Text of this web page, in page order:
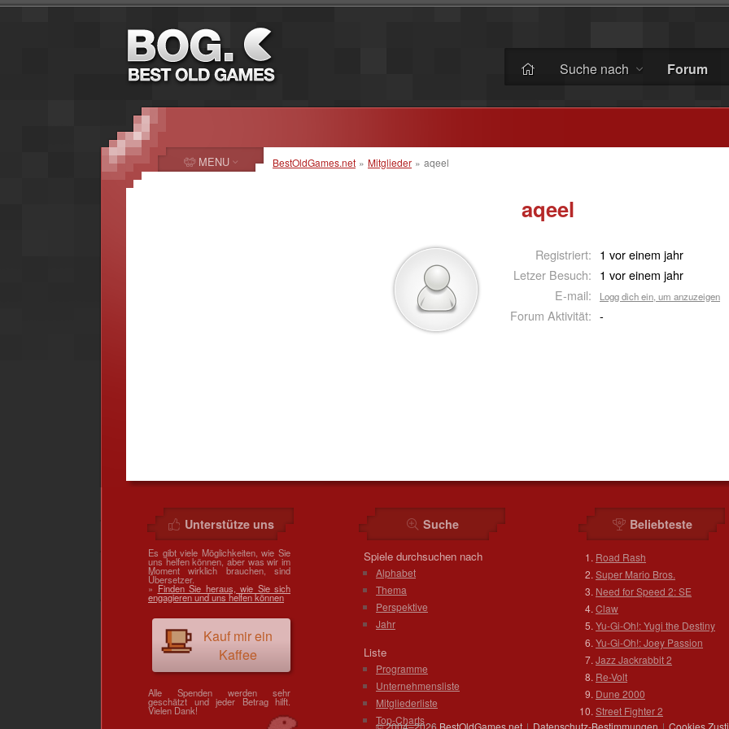
Suche nach Forum
BestOldGames.net » Mitglieder » aqeel
aqeel
Registriert: 1 vor einem jahr
Letzer Besuch: 1 vor einem jahr
E-mail:
Logg dich ein, um anzuzeigen
Forum Aktivität: -
MENU
Unterstütze uns
Es gibt viele Möglichkeiten, wie Sie
uns helfen können, aber was wir im
Moment wirklich brauchen, sind
Übersetzer.
» Finden Sie heraus, wie Sie sich
engagieren und uns helfen können
Kauf mir ein
Kaffee
Alle Spenden werden sehr
geschätzt und jeder Betrag hilft.
Vielen Dank!
Suche
Spiele durchsuchen nach
Alphabet
Thema
Perspektive
Jahr
Liste
Programme
Unternehmensliste
Mitgliederliste
Top-Charts
Beliebteste
Road Rash
Super Mario Bros.
Need for Speed 2: SE
Claw
Yu-Gi-Oh!: Yugi the Destiny
Yu-Gi-Oh!: Joey Passion
Jazz Jackrabbit 2
Re-Volt
Dune 2000
Street Fighter 2
© 2004–2026 BestOldGames.net | Datenschutz-Bestimmungen | Cookies